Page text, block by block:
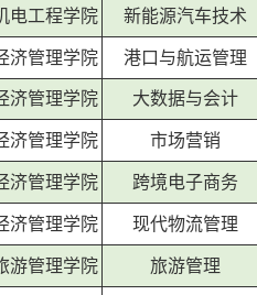
电工程学院 新能源汽车技术
济管理学院 港口与航运管理
济管理学院 大数据与会计
济管理学院 市场营销
济管理学院 跨境电子商务
济管理学院 现代物流管理
游管理学院 旅游管理